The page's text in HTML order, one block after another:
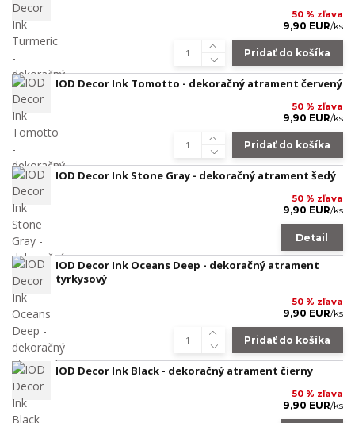
50 % zľava
9,90 EUR/ks
Pridať do košíka
IOD Decor Ink Tomotto - dekoračný atrament červený
50 % zľava
9,90 EUR/ks
Pridať do košíka
IOD Decor Ink Stone Gray - dekoračný atrament šedý
50 % zľava
9,90 EUR/ks
Detail
IOD Decor Ink Oceans Deep - dekoračný atrament
tyrkysový
50 % zľava
9,90 EUR/ks
Pridať do košíka
IOD Decor Ink Black - dekoračný atrament čierny
50 % zľava
9,90 EUR/ks